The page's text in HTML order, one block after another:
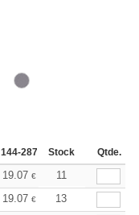
144-287 288 + Mais
Stock Qtde.
19.07 € 18.57
11
19.07 € 18.57
13